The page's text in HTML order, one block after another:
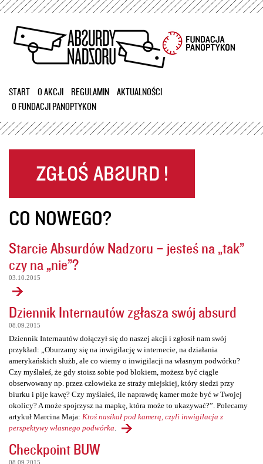
Przejdź
treści
START O AKCJI REGULAMIN
AKTUALNOŚCI
O FUNDACJI PANOPTYKON
CO NOWEGO?
Starcie Absurdów Nadzoru – jesteś na „tak”
czy na „nie”?
03.10.2015
Dziennik Internautów zgłasza swój absurd
08.09.2015
Dziennik Internautów dołączył się do naszej akcji i zgłosił nam swój
przykład: „Oburzamy się na inwigilację w internecie, na działania
amerykańskich służb, ale co wiemy o inwigilacji na własnym podwórku?
Czy myślałeś, że gdy stoisz sobie pod blokiem, możesz być ciągle
obserwowany np. przez człowieka ze straży miejskiej, który siedzi przy
biurku i pije kawę? Czy myślałeś, ile naprawdę kamer może być w Twojej
okolicy? A może spojrzysz na mapkę, która może to ukazywać?”. Polecamy
artykuł Marcina Maja: Ktoś nasikał pod kamerą, czyli inwigilacja z
perspektywy własnego podwórka
Checkpoint BUW
08.09.2015